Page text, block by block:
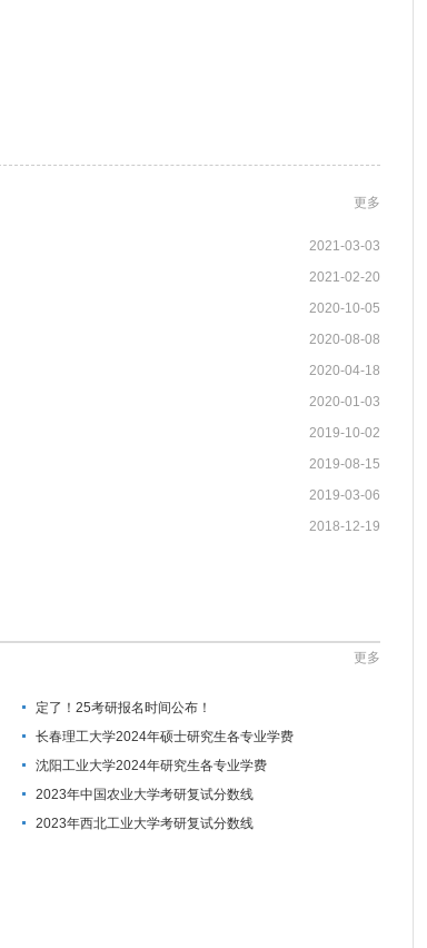
更多
2021-03-03
2021-02-20
2020-10-05
2020-08-08
2020-04-18
2020-01-03
2019-10-02
2019-08-15
2019-03-06
2018-12-19
更多
定了！25考研报名时间公布！
长春理工大学2024年硕士研究生各专业学费
沈阳工业大学2024年研究生各专业学费
2023年中国农业大学考研复试分数线
2023年西北工业大学考研复试分数线